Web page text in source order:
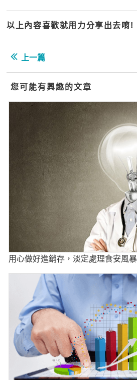
以上內容喜歡就用力分享出去唷!
上一篇
您可能有興趣的文章
用心做好進銷存，淡定處理食安風暴